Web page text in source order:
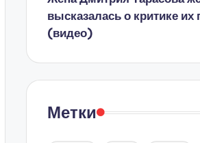
высказалась о критике их
(видео)
Метки